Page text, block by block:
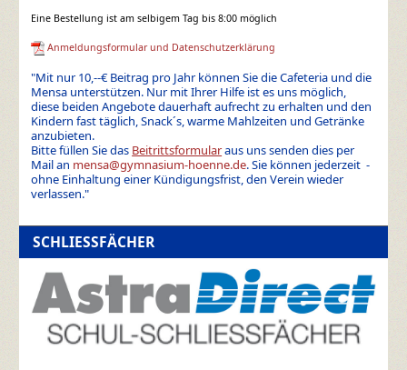
Eine Bestellung ist am selbigem Tag bis 8:00 möglich
Anmeldungsformular und Datenschutzerklärung
"Mit nur 10,--€ Beitrag pro Jahr können Sie die Cafeteria und die
Mensa unterstützen. Nur mit Ihrer Hilfe ist es uns möglich,
diese beiden Angebote dauerhaft aufrecht zu erhalten und den
Kindern fast täglich, Snack´s, warme Mahlzeiten und Getränke
anzubieten.
Bitte füllen Sie das Beitrittsformularaus uns senden dies per
Mail an mensa@gymnasium-hoenne.de. Sie können jederzeit -
ohne Einhaltung einer Kündigungsfrist, den Verein wieder
verlassen."
SCHLIESSFÄCHER